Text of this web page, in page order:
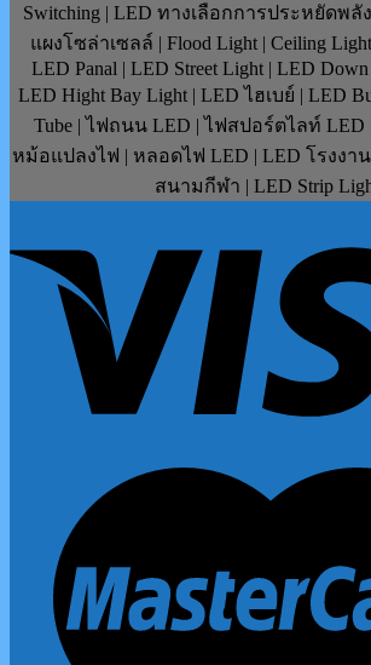
Switching | LED ทางเลือกการประหยัดพลั
แผงโซล่าเซลล์ | Flood Light | Ceiling
LED Panal | LED Street Light | LED
LED Hight Bay Light | LED ไฮเบย์ | LED
Tube | ไฟถนน LED | ไฟสปอร์ตไลท์ LED
หม้อแปลงไฟ | หลอดไฟ LED | LED โรงงา
สนามกีฬา | LED Strip